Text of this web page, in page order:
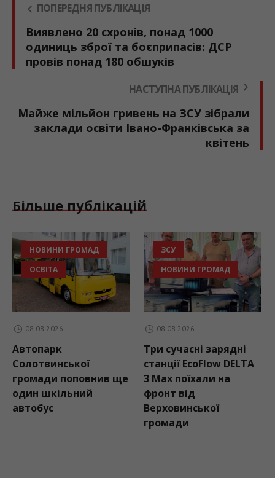
ПОПЕРЕДНЯ ПУБЛІКАЦІЯ
Виявлено 20 схронів, понад 1000
одиниць зброї та боєприпасів: ДСР
провів понад 180 обшуків
НАСТУПНА ПУБЛІКАЦІЯ
Майже мільйон гривень на ЗСУ зібрали
заклади освіти Івано-Франківська за
квітень
Більше публікацій
НОВИНИ ГРОМАД
ОСВІТА
08.08.2026
Автопарк
Солотвинської
громади поповнив ще
один шкільний
автобус
ЗСУ
НОВИНИ ГРОМАД
08.08.2026
Три сучасні зарядні
станції EcoFlow DELTA
3 Max поїхали на
фронт від
Верховинської
громади